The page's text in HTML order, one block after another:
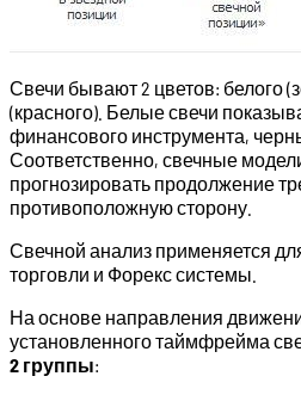
Свечи бывают 2 цветов: белого
(красного). Белые свечи
финансового инструмента,
Соответственно, свечные
прогнозировать продолжение
противоположную сторону.
Свечной анализ применяется
торговли и Форекс системы.
На основе направления
установленного таймфрейма
2 группы: